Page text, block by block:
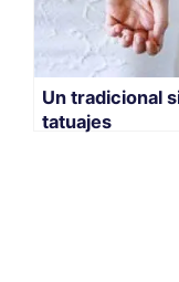
Un tradicional
tatuajes